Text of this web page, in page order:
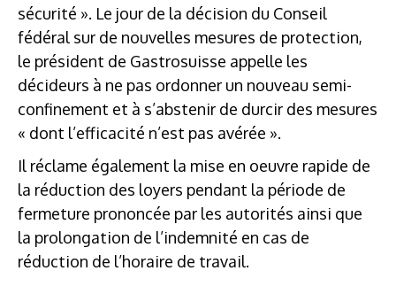
sécurité ». Le jour de la décision du Conseil
fédéral sur de nouvelles mesures de protection,
le président de Gastrosuisse appelle les
décideurs à ne pas ordonner un nouveau semi-
confinement et à s’abstenir de durcir des mesures
« dont l’efficacité n’est pas avérée ».
Il réclame également la mise en oeuvre rapide de
la réduction des loyers pendant la période de
fermeture prononcée par les autorités ainsi que
la prolongation de l’indemnité en cas de
réduction de l’horaire de travail.